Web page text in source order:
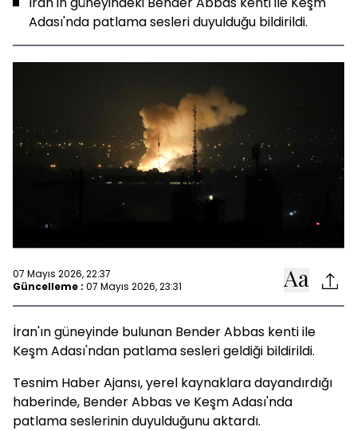
Adası'nda patlama sesleri duyulduğu bildirildi.
07 Mayıs 2026, 22:37
Güncelleme : 07 Mayıs 2026, 23:31
İran'ın güneyinde bulunan Bender Abbas kenti ile
Keşm Adası'ndan patlama sesleri geldiği bildirildi.
Tesnim Haber Ajansı, yerel kaynaklara dayandırdığı
haberinde, Bender Abbas ve Keşm Adası'nda
patlama seslerinin duyulduğunu aktardı.